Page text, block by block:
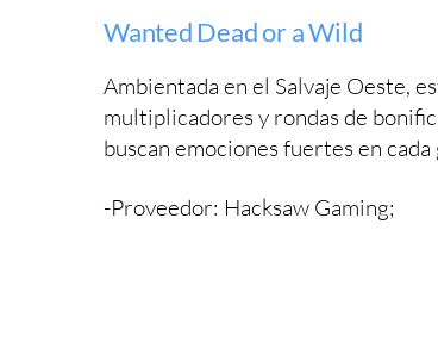
Wanted Dead or a Wild
Ambientada en el Salvaje Oeste,
multiplicadores y rondas de
buscan emociones fuertes en cada
-Proveedor: Hacksaw Gaming;